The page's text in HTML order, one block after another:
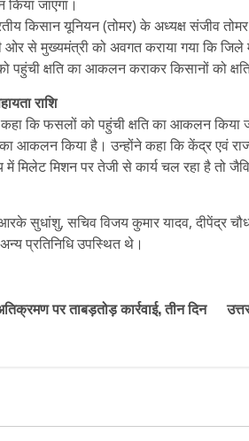
जाएगा।
किसान यूनियन (तोमर) के अध्यक्ष संजीव
से मुख्यमंत्री को अवगत कराया गया कि जिले
पहुंची क्षति का आकलन कराकर किसानों को
राशि
कहा कि फसलों को पहुंची क्षति का आकलन
आकलन किया है। उन्होंने कहा कि केंद्र एवं
मिलेट मिशन पर तेजी से कार्य चल रहा है तो
सुधांशु, सचिव विजय कुमार यादव, दीपेंद्र
प्रतिनिधि उपस्थित थे।
पर ताबड़तोड़ कार्रवाई, तीन दिन